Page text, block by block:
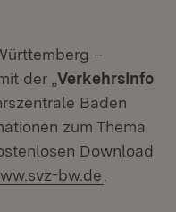
–
der „ VerkehrsInfo
Baden
zum Thema
Download
bw.de